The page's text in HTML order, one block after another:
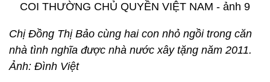
Chị Đồng Thị Bảo cùng hai con nhỏ ngồi trong căn
nhà tình nghĩa được nhà nước xây tặng năm 2011.
Ảnh: Đình Việt